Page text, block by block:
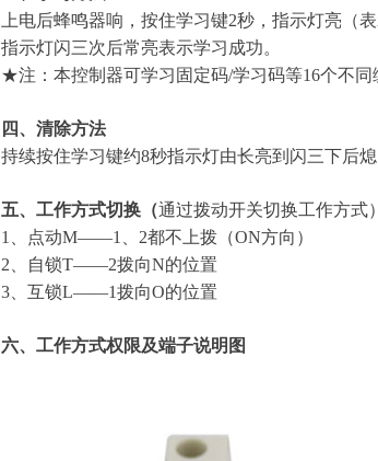
上电后蜂鸣器响， 按住学习键2秒，指示灯亮 （
指示灯闪三次后常亮表示学习成功。
★注：本控制器可学习固定码/学习码等16个不
四、清除方法
持续按住学习键约8秒指示灯由长亮到闪三下后
五、工作方式切换（通过拨动开关切换工作方式）
1、点动M——1、2都不上拨（ON方向）
2、自锁T——2拨向N的位置
3、互锁L——1拨向O的位置
六、工作方式权限及端子说明图